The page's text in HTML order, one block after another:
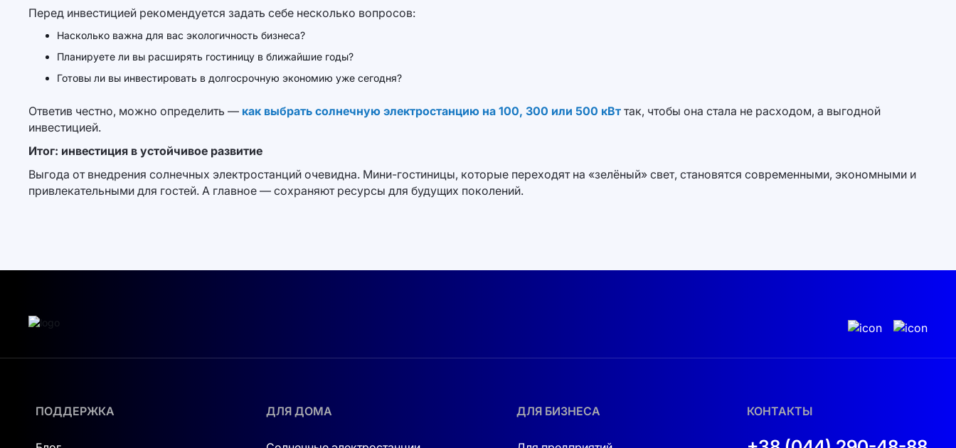
Перед инвестицией рекомендуется задать себе несколько вопросов:
Насколько важна для вас экологичность бизнеса?
Планируете ли вы расширять гостиницу в ближайшие годы?
Готовы ли вы инвестировать в долгосрочную экономию уже сегодня?
Ответив честно, можно определить — как выбрать солнечную электростанцию на 100, 300 или 500 кВт так, чтобы она стала не расходом, а выгодной
инвестицией.
Итог: инвестиция в устойчивое развитие
Выгода от внедрения солнечных электростанций очевидна. Мини-гостиницы, которые переходят на «зелёный» свет, становятся современными, экономными и
привлекательными для гостей. А главное — сохраняют ресурсы для будущих поколений.
ПОДДЕРЖКА ДЛЯ ДОМА ДЛЯ БИЗНЕСА КОНТАКТЫ